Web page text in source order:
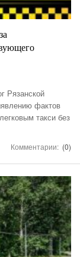
Рязанской
фактов
такси без
Комментарии: (0)